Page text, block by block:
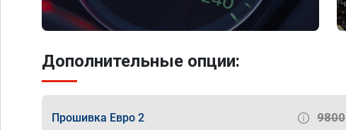
Дополнительные опции:
Прошивка Евро 2 9800